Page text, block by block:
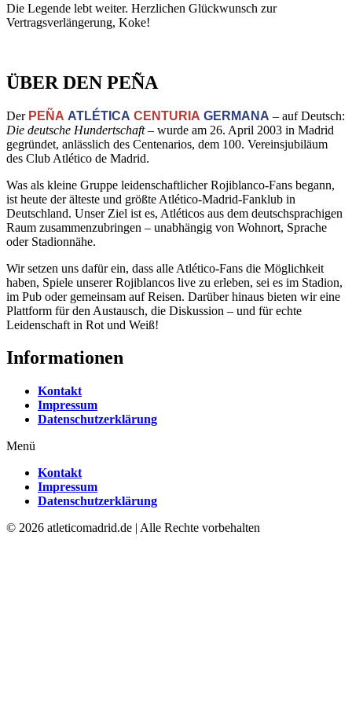
Die Legende lebt weiter. Herzlichen Glückwunsch zur
Vertragsverlängerung, Koke!
ÜBER DEN PEÑA
Der PEÑA ATLÉTICA CENTURIA GERMANA – auf Deutsch:
Die deutsche Hundertschaft– wurde am 26. April 2003 in Madrid
gegründet, anlässlich des Centenarios, dem 100. Vereinsjubiläum
des Club Atlético de Madrid.
Was als kleine Gruppe leidenschaftlicher Rojiblanco-Fans begann,
ist heute der älteste und größte Atlético-Madrid-Fanklub in
Deutschland. Unser Ziel ist es, Atléticos aus dem deutschsprachigen
Raum zusammenzubringen – unabhängig von Wohnort, Sprache
oder Stadionnähe.
Wir setzen uns dafür ein, dass alle Atlético-Fans die Möglichkeit
haben, Spiele unserer Rojiblancos live zu erleben, sei es im Stadion,
im Pub oder gemeinsam auf Reisen. Darüber hinaus bieten wir eine
Plattform für den Austausch, die Diskussion – und für echte
Leidenschaft in Rot und Weiß!
Informationen
Kontakt
Impressum
Datenschutzerklärung
Menü
Kontakt
Impressum
Datenschutzerklärung
© 2026 atleticomadrid.de | Alle Rechte vorbehalten